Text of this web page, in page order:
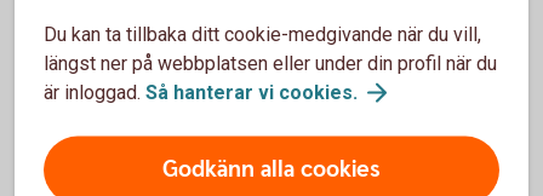
Du kan ta tillbaka ditt cookie-medgivande när du vill,
längst ner på webbplatsen eller under din profil när du
är inloggad. Så hanterar vi cookies.
Godkänn alla cookies